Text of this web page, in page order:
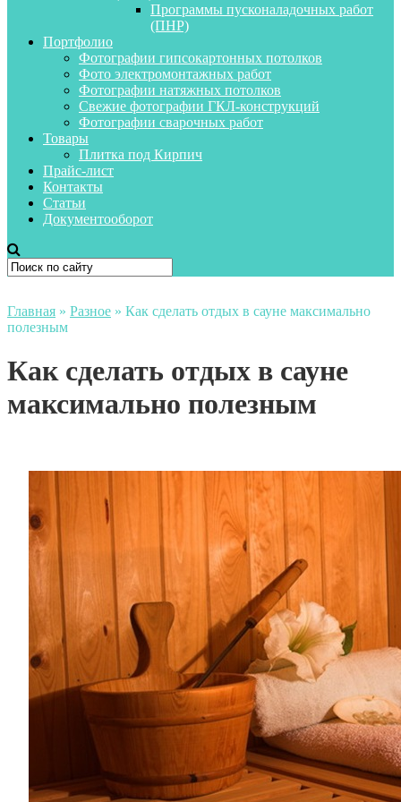
Программы пусконаладочных работ
(ПНР)
Портфолио
Фотографии гипсокартонных потолков
Фото электромонтажных работ
Фотографии натяжных потолков
Свежие фотографии ГКЛ-конструкций
Фотографии сварочных работ
Товары
Плитка под Кирпич
Прайс-лист
Контакты
Статьи
Документооборот
Главная » Разное » Как сделать отдых в сауне максимально
полезным
Как сделать отдых в сауне
максимально полезным